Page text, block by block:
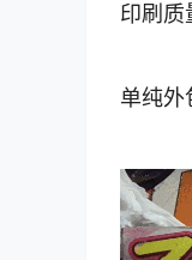
印刷质
单纯外